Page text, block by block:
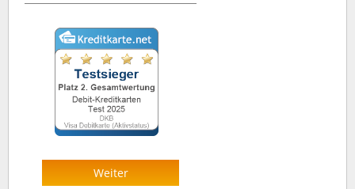
Weiter